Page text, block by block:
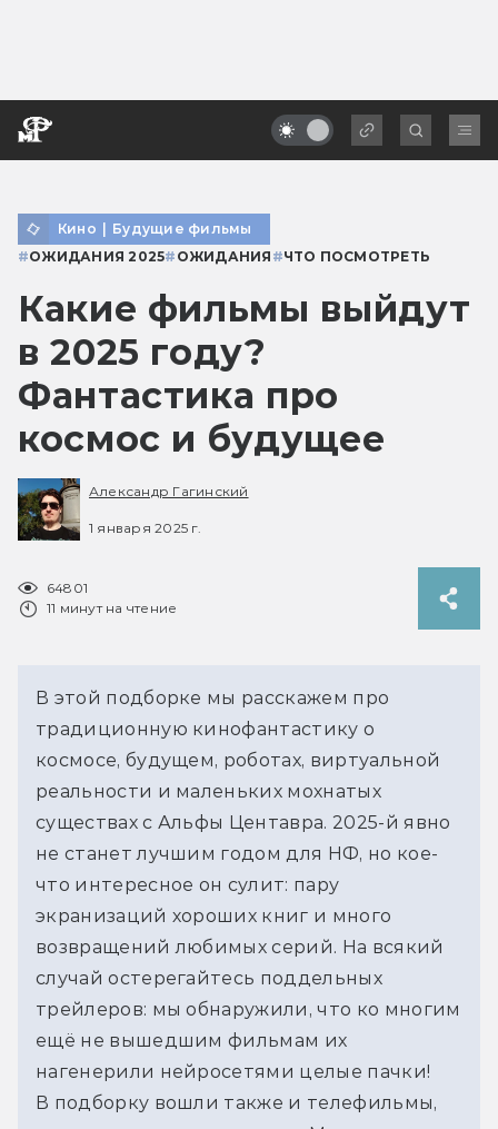
Кино | Будущие фильмы
#ОЖИДАНИЯ 2025# ОЖИДАНИЯ #ЧТО ПОСМОТРЕТЬ
Какие фильмы выйдут
в 2025 году?
Фантастика про
космос и будущее
Александр Гагинский
1 января 2025 г.
64801
11 минут на чтение
В этой подборке мы расскажем про
традиционную кинофантастику о
космосе, будущем, роботах, виртуальной
реальности и маленьких мохнатых
существах с Альфы Центавра. 2025-й явно
не станет лучшим годом для НФ, но кое-
что интересное он сулит: пару
экранизаций хороших книг и много
возвращений любимых серий. На всякий
случай остерегайтесь поддельных
трейлеров: мы обнаружили, что ко многим
ещё не вышедшим фильмам их
нагенерили нейросетями целые пачки!
В подборку вошли также и телефильмы,